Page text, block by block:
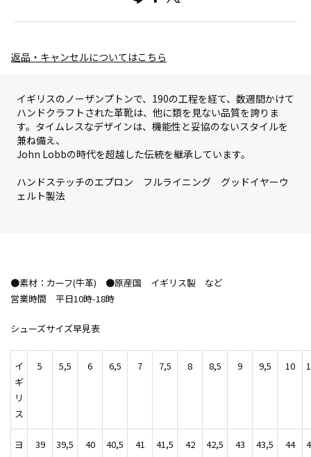
返品・キャンセルについてはこちら
イギリスのノーザンプトンで、190の工程を経て、数週間かけて
ハンドクラフトされた革靴は、他に類を見ない品質を誇りま
す。タイムレスなデザインは、機能性と妥協のないスタイルを
兼ね備え、
John Lobbの時代を超越した伝統を継承しています。
ハンドステッチのエプロン フルライニング グッドイヤーウ
ェルト製法
●素材：カーフ(牛革) ●原産国 イギリス製 など
営業時間 平日10時-18時
シューズサイズ早見表
イ
ギ
リ
ス
5 5,5 6 6,5 7 7,5 8 8,5 9 9,5 10
ヨ
39 39,5 40 40,5 41 41,5 42 42,5 43 43,5 44